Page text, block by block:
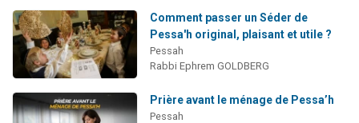
Comment passer un Séder de
Pessa'h original, plaisant et utile ?
Pessah
Rabbi Ephrem GOLDBERG
Prière avant le ménage de Pessa’h
Pessah